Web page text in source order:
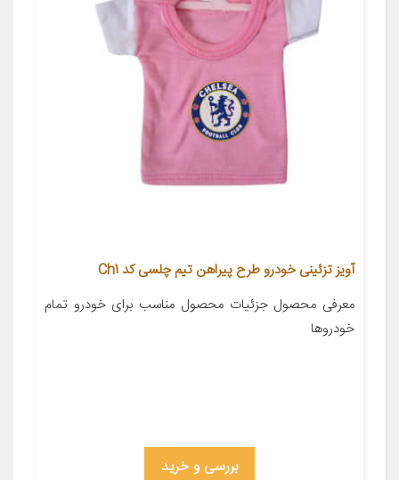
آویز تزئینی خودرو طرح پیراهن تیم چلسی کد Ch1
معرفی محصول جزئیات محصول مناسب برای خودرو تمام
خودروها
بررسی و خرید